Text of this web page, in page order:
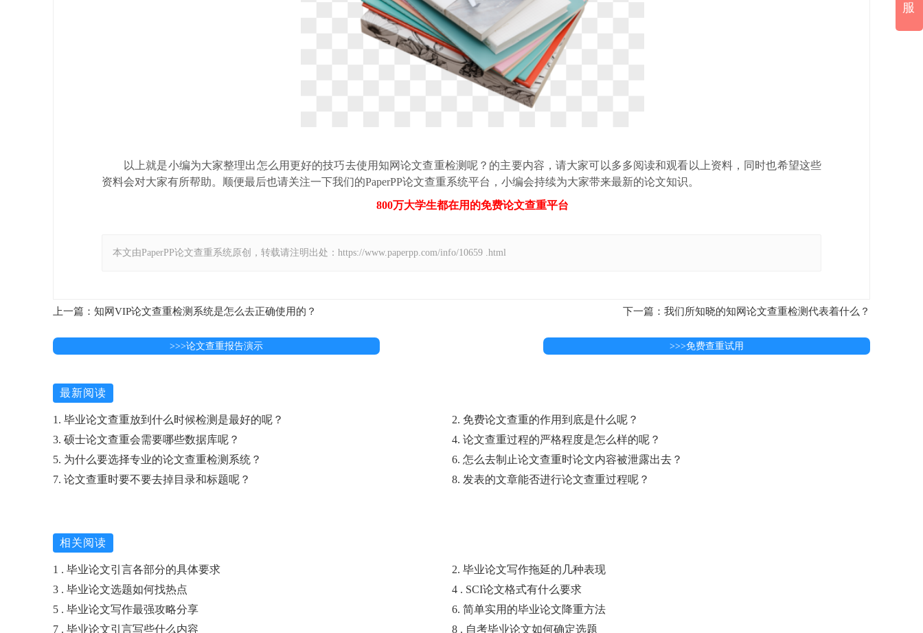
以上就是小编为大家整理出怎么用更好的技巧去使用知网论文查重检测呢？的主要内容，请大家可以多多阅读和观看以上资料，同时也希望这些
资料会对大家有所帮助。顺便最后也请关注一下我们的PaperPP论文查重系统平台，小编会持续为大家带来最新的论文知识。
800万大学生都在用的免费论文查重平台
本文由PaperPP论文查重系统原创，转载请注明出处：https://www.paperpp.com/info/10659 .html
上一篇：知网VIP论文查重检测系统是怎么去正确使用的？ 下一篇：我们所知晓的知网论文查重检测代表着什么？
>>>论文查重报告演示 >>>免费查重试用
最新阅读
1. 毕业论文查重放到什么时候检测是最好的呢？
2. 免费论文查重的作用到底是什么呢？
3. 硕士论文查重会需要哪些数据库呢？
4. 论文查重过程的严格程度是怎么样的呢？
5. 为什么要选择专业的论文查重检测系统？
6. 怎么去制止论文查重时论文内容被泄露出去？
7. 论文查重时要不要去掉目录和标题呢？
8. 发表的文章能否进行论文查重过程呢？
相关阅读
1 . 毕业论文引言各部分的具体要求
2. 毕业论文写作拖延的几种表现
3 . 毕业论文选题如何找热点
4 . SCI论文格式有什么要求
5 . 毕业论文写作最强攻略分享
6. 简单实用的毕业论文降重方法
7 . 毕业论文引言写些什么内容
8 . 自考毕业论文如何确定选题
服